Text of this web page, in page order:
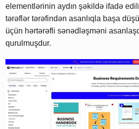
elementlərinin aydın şəkildə ifadə
tərəflər tərəfindən asanlıqla başa
üçün hərtərəfli sənədləşməni
qurulmuşdur.